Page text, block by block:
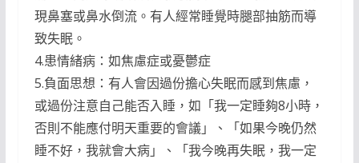
現鼻塞或鼻水倒流。有人經常睡覺時腿部抽筋而導
致失眠。
4.患情緒病：如焦慮症或憂鬱症
5.負面思想：有人會因過份擔心失眠而感到焦慮，
或過份注意自己能否入睡，如「我一定睡夠8小時，
否則不能應付明天重要的會議」、「如果今晚仍然
睡不好，我就會大病」、「我今晚再失眠，我一定